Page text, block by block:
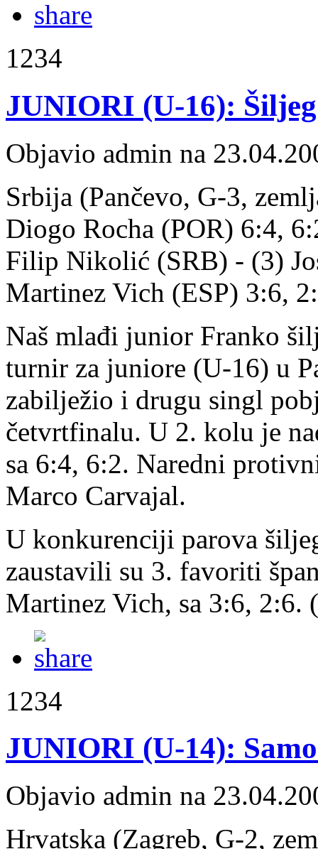
1234
JUNIORI (U-16):
Objavio admin na
Srbija (Pančevo, G-3,
Diogo Rocha (POR) 6:4,
Filip Nikolić (SRB) - (3)
Martinez Vich (ESP) 3:6,
Naš mlađi junior Franko
turnir za juniore (U-16) u
zabilježio i drugu singl
četvrtfinalu. U 2. kolu je
sa 6:4, 6:2. Naredni
Marco Carvajal.
U konkurenciji parova
zaustavili su 3. favoriti
Martinez Vich, sa 3:6, 2:6.
1234
JUNIORI (U-14):
Objavio admin na
Hrvatska (Zagreb, G-2,